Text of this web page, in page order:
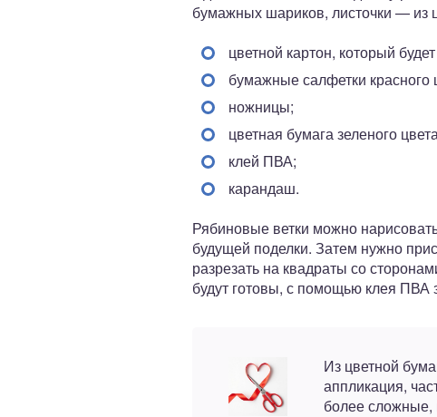
бумажных шариков, листочки — из
цветной картон, который
бумажные салфетки красного
ножницы;
цветная бумага зеленого
клей ПВА;
карандаш.
Рябиновые ветки можно
будущей поделки. Затем нужно
разрезать на квадраты со
будут готовы, с помощью клея ПВА
Из цветной
аппликация,
более